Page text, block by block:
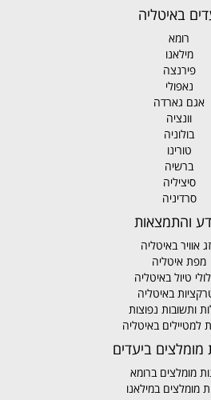
באיטליה
רומא
מילאנו
פירנצה
נאפולי
אגם גארדה
וונציה
בולוניה
טורינו
ברשיה
סיציליה
סרדיניה
והתמצאות
אוויר באיטליה
מפת איטליה
טיול באיטליה
באיטליה
ותשובות נפוצות
למטיילים באיטליה
מומלצים ביעדים
מומלצים ברומא
מומלצים במילאנו